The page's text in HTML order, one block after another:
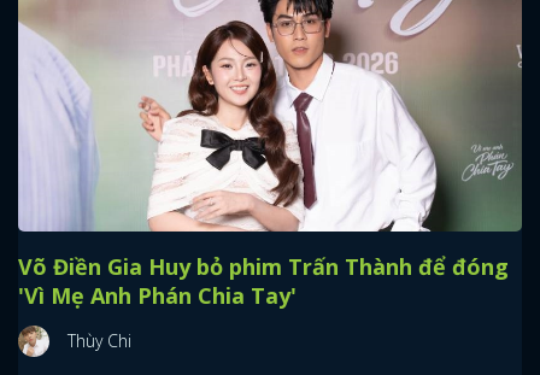
Võ Điền Gia Huy bỏ phim Trấn Thành để đóng
'Vì Mẹ Anh Phán Chia Tay'
Thùy Chi